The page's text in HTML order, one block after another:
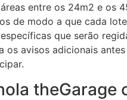
entre os 24m2 e os
de modo a que cada
que serão
os avisos adicionais
theGarage